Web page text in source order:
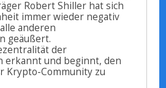
Robert Shiller hat sich
immer wieder negativ
anderen
geäußert.
der
erkannt und beginnt, den
Krypto-Community zu